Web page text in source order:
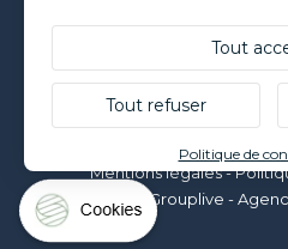
F-56190 ARZAL |T.
Silvadec
Ludwig-
© Silvadec - Tous droits
Mentions légales-
Grouplive -
Tout
Tout refuser
Politique de